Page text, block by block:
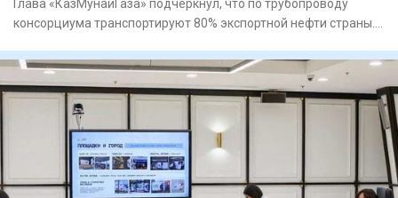
Глава «КазМунайГаза» подчеркнул, что по трубопроводу
консорциума транспортируют 80% экспортной нефти страны.